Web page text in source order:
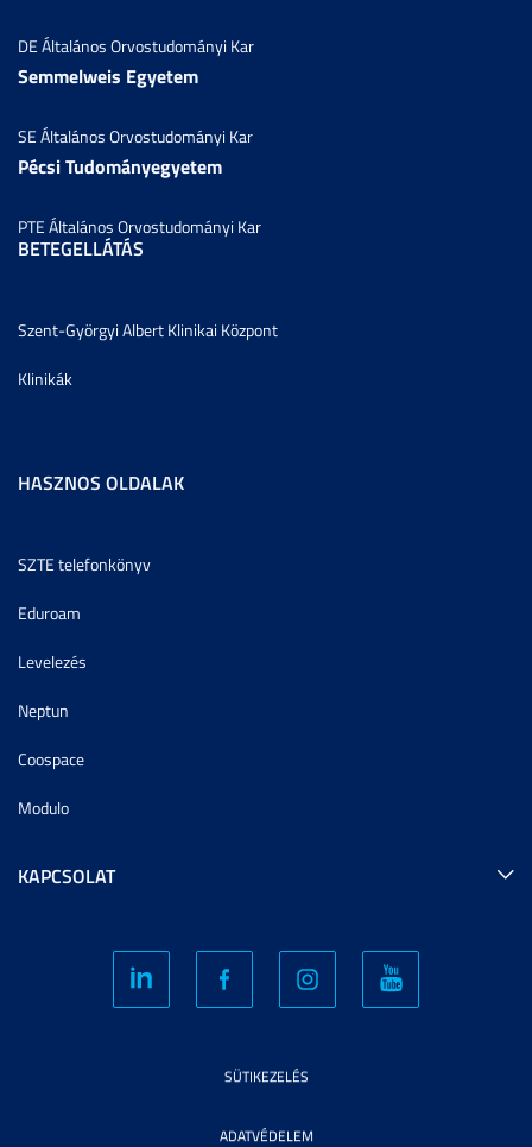
DE Általános Orvostudományi Kar
Semmelweis Egyetem
SE Általános Orvostudományi Kar
Pécsi Tudományegyetem
PTE Általános Orvostudományi Kar
BETEGELLÁTÁS
Szent-Györgyi Albert Klinikai Központ
Klinikák
HASZNOS OLDALAK
SZTE telefonkönyv
Eduroam
Levelezés
Neptun
Coospace
Modulo
KAPCSOLAT
SÜTIKEZELÉS
ADATVÉDELEM